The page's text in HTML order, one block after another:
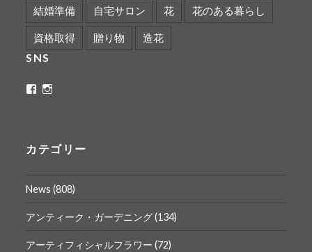
結婚準備 自宅サロン 花 花のある暮らし
資格取得 贈り物 造花
SNS
ritaflower.calligraphy
ロ
フ
ー
ル
を
Facebook
で
表
示
ロ
フ
ー
ル
を
Instagram
で
表
示
カテゴリー
News (808)
アンティーク・ガーデニング(134)
アーティフィシャルフラワー (72)